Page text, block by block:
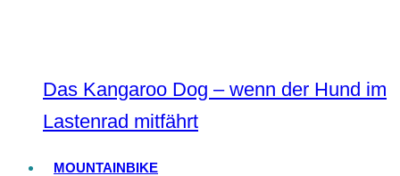
Das Kangaroo Dog – wenn der Hund im
Lastenrad mitfährt
MOUNTAINBIKE